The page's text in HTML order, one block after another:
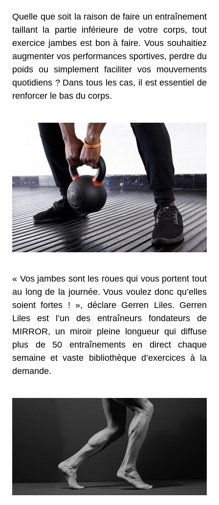
Quelle que soit la raison de faire un entraînement
taillant la partie inférieure de votre corps, tout
exercice jambes est bon à faire. Vous souhaitiez
augmenter vos performances sportives, perdre du
poids ou simplement faciliter vos mouvements
quotidiens ? Dans tous les cas, il est essentiel de
renforcer le bas du corps.
« Vos jambes sont les roues qui vous portent tout
au long de la journée. Vous voulez donc qu’elles
soient fortes ! », déclare Gerren Liles. Gerren
Liles est l’un des entraîneurs fondateurs de
MIRROR, un miroir pleine longueur qui diffuse
plus de 50 entraînements en direct chaque
semaine et vaste bibliothèque d’exercices à la
demande.